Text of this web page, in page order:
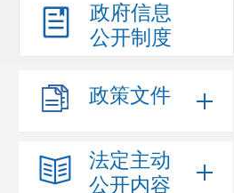
政府信息
公开制度
政策文件
法定主动
公开内容